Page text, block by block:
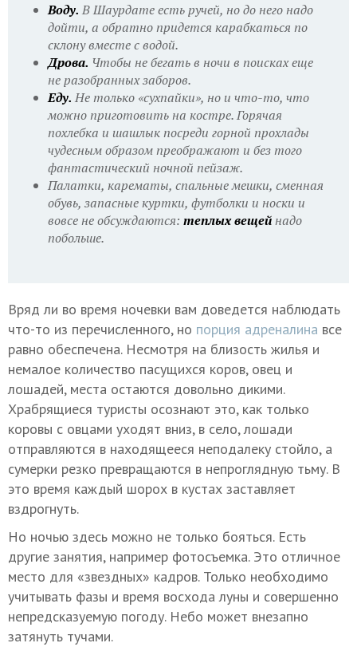
Воду. В Шаурдате есть ручей, но до него надо
дойти, а обратно придется карабкаться по
склону вместе с водой.
Дрова. Чтобы не бегать в ночи в поисках еще
не разобранных заборов.
Еду. Не только «сухпайки», но и что-то, что
можно приготовить на костре. Горячая
похлебка и шашлык посреди горной прохлады
чудесным образом преображают и без того
фантастический ночной пейзаж.
Палатки, карематы, спальные мешки, сменная
обувь, запасные куртки, футболки и носки и
вовсе не обсуждаются: теплых вещейнадо
побольше.
Вряд ли во время ночевки вам доведется наблюдать
что-то из перечисленного, но порция адреналина все
равно обеспечена. Несмотря на близость жилья и
немалое количество пасущихся коров, овец и
лошадей, места остаются довольно дикими.
Храбрящиеся туристы осознают это, как только
коровы с овцами уходят вниз, в село, лошади
отправляются в находящееся неподалеку стойло, а
сумерки резко превращаются в непроглядную тьму. В
это время каждый шорох в кустах заставляет
вздрогнуть.
Но ночью здесь можно не только бояться. Есть
другие занятия, например фотосъемка. Это отличное
место для «звездных» кадров. Только необходимо
учитывать фазы и время восхода луны и совершенно
непредсказуемую погоду. Небо может внезапно
затянуть тучами.